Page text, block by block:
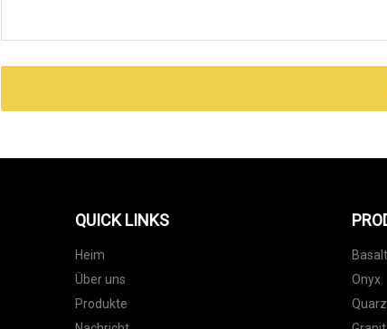
QUICK LINKS
Heim
Über uns
Produkte
Basalt
Onyx
Quarz